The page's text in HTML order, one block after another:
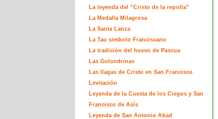
La leyenda del “Cristo de la repolla”
La Medalla Milagrosa
La Santa Lanza
La Tau simbolo Franciscano
La tradición del huevo de Pascua
Las Golondrinas
Las llagas de Cristo en San Francisco
Levitación
Leyenda de la Cuesta de los Ciegos y San
Francisco de Asís
Leyenda de San Antonio Abad